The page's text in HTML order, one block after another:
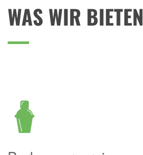
WAS WIR BIETEN